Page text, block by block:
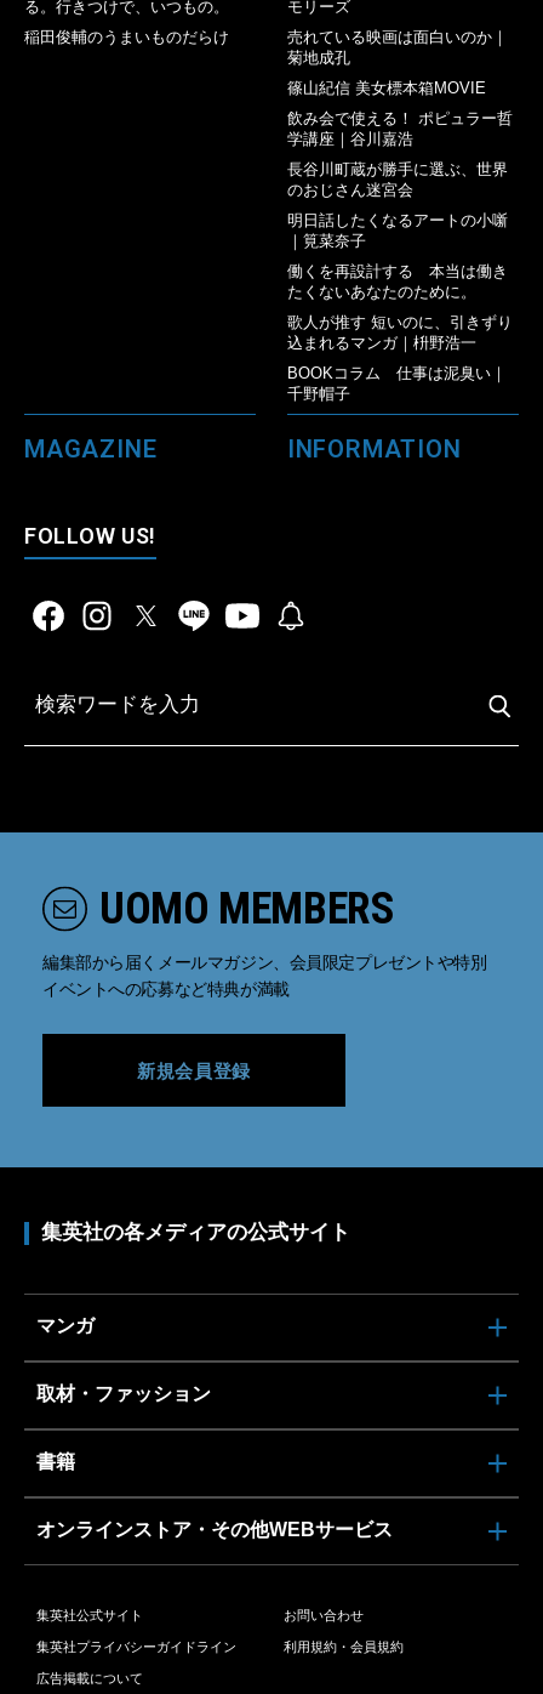
る。行きつけで、いつもの。
稲田俊輔のうまいものだらけ
モリーズ
売れている映画は面白いのか｜
菊地成孔
篠山紀信 美女標本箱MOVIE
飲み会で使える！ ポピュラー哲
学講座｜谷川嘉浩
長谷川町蔵が勝手に選ぶ、世界
のおじさん迷宮会
明日話したくなるアートの小噺
｜筧菜奈子
働くを再設計する 本当は働き
たくないあなたのために。
歌人が推す 短いのに、引きずり
込まれるマンガ｜枡野浩一
BOOKコラム 仕事は泥臭い｜
千野帽子
MAGAZINE INFORMATION
FOLLOW US!
UOMO MEMBERS
編集部から届くメールマガジン、会員限定プレゼントや特別
イベントへの応募など特典が満載
新規会員登録
集英社の各メディアの公式サイト
マンガ
取材・ファッション
書籍
オンラインストア・その他WEBサービス
集英社公式サイト お問い合わせ
集英社プライバシーガイドライン 利用規約・会員規約
広告掲載について